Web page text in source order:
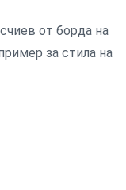
от борда на
за стила на